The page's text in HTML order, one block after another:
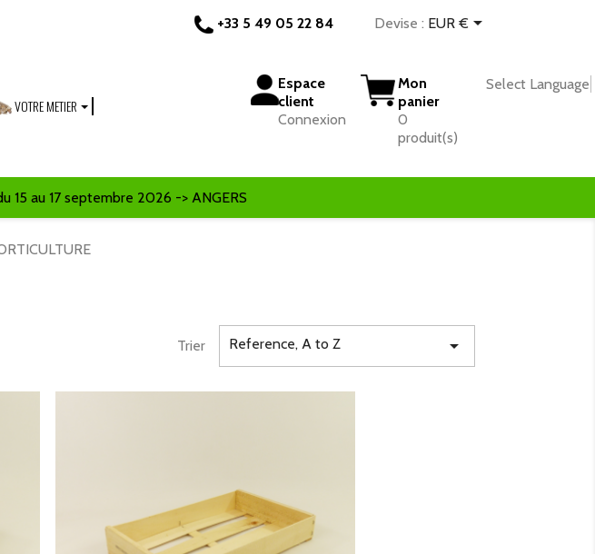
+33 5 49 05 22 84 Devise : EUR €
VOTRE METIER
Espace
client
Connexion
Mon
panier
0
produit(s)
Select Language
15 au 17 septembre 2026 -> ANGERS
Trier Reference, A to Z 